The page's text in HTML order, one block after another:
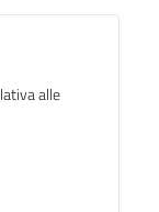
alle